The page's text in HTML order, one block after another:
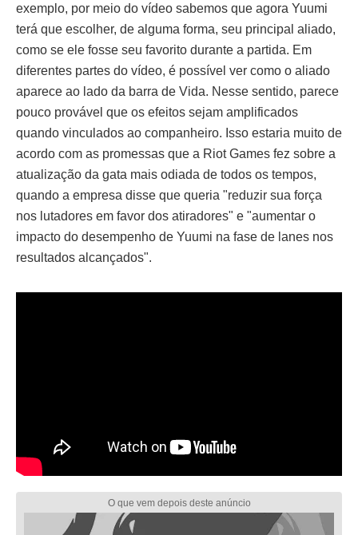
exemplo, por meio do vídeo sabemos que agora Yuumi
terá que escolher, de alguma forma, seu principal aliado,
como se ele fosse seu favorito durante a partida. Em
diferentes partes do vídeo, é possível ver como o aliado
aparece ao lado da barra de Vida. Nesse sentido, parece
pouco provável que os efeitos sejam amplificados
quando vinculados ao companheiro. Isso estaria muito de
acordo com as promessas que a Riot Games fez sobre a
atualização da gata mais odiada de todos os tempos,
quando a empresa disse que queria "reduzir sua força
nos lutadores em favor dos atiradores" e "aumentar o
impacto do desempenho de Yuumi na fase de lanes nos
resultados alcançados".